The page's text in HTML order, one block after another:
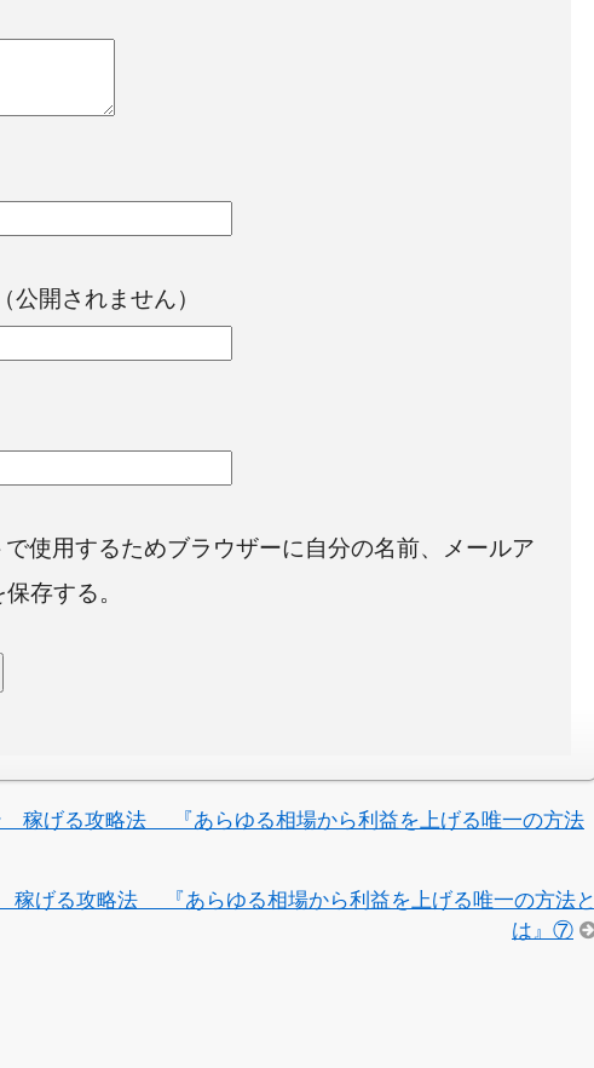
公開されません）
使用するためブラウザーに自分の名前、メールア
存する。
稼げる攻略法 『あらゆる相場から利益を上げる唯一の方法
げる攻略法 『あらゆる相場から利益を上げる唯一の方法と
は』⑦